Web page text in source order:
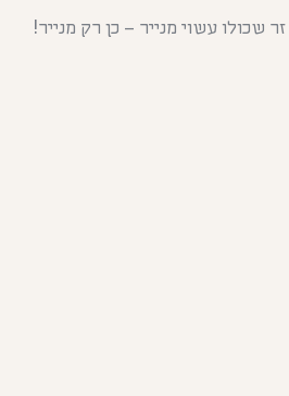
עשוי מנייר – כן רק מנייר!